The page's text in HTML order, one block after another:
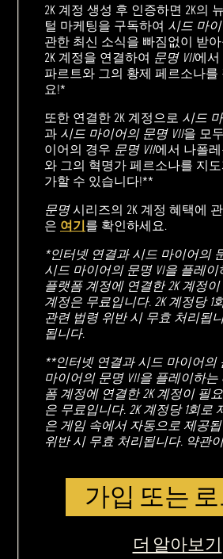
2K 계정 생성 후 인증하면 2K의
털 마케팅을 구독하여 시드 마
관한 최신 소식을 빠짐없이 받
2K 계정을 연결하여 문명 VII에서
파르트와 그의 황제 페르소나를
요!*
또한 연결한 2K 계정으로 시드
과 시드 마이어의 문명 VII을 모
이어의 경우 문명 VII에서 나폴
와 그의 혁명가 페르소나를 지
가할 수 있습니다!**
문명시리즈의 2K 계정 혜택에
은 여기를 확인하세요.
*인터넷 연결과 시드 마이어의
시드 마이어의 문명 VI을 플레
플랫폼 계정에 연결한 2K 계정이
계정은 무료입니다. 2K 계정당 1
관련 법령 위반 시 무효 처리됩
됩니다.
**인터넷 연결과 시드 마이어의
마이어의 문명 VII을 플레이하
폼 계정에 연결한 2K 계정이 필
은 무료입니다. 2K 계정당 1회로
은 게임 속에서 자동으로 제공
위반 시 무효 처리됩니다. 약관
가입 또는
더 알아보기